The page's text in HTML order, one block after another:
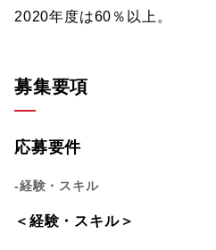
2020年度は60％以上。
募集要項
応募要件
-経験・スキル
＜経験・スキル＞